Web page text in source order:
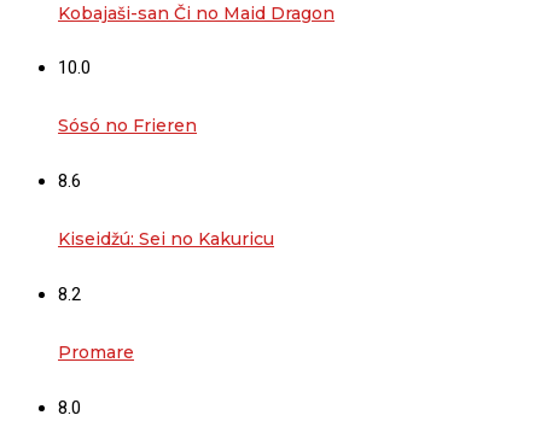
Kobajaši-san Či no Maid Dragon
10.0
Sósó no Frieren
8.6
Kiseidžú: Sei no Kakuricu
8.2
Promare
8.0